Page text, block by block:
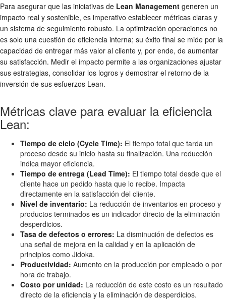
Para asegurar que las iniciativas de Lean Management generen un
impacto real y sostenible, es imperativo establecer métricas claras y
un sistema de seguimiento robusto. La optimización operaciones no
es solo una cuestión de eficiencia interna; su éxito final se mide por la
capacidad de entregar más valor al cliente y, por ende, de aumentar
su satisfacción. Medir el impacto permite a las organizaciones ajustar
sus estrategias, consolidar los logros y demostrar el retorno de la
inversión de sus esfuerzos Lean.
Métricas clave para evaluar la eficiencia
Lean:
Tiempo de ciclo (Cycle Time): El tiempo total que tarda un
proceso desde su inicio hasta su finalización. Una reducción
indica mayor eficiencia.
Tiempo de entrega (Lead Time): El tiempo total desde que el
cliente hace un pedido hasta que lo recibe. Impacta
directamente en la satisfacción del cliente.
Nivel de inventario: La reducción de inventarios en proceso y
productos terminados es un indicador directo de la eliminación
desperdicios.
Tasa de defectos o errores: La disminución de defectos es
una señal de mejora en la calidad y en la aplicación de
principios como Jidoka.
Productividad: Aumento en la producción por empleado o por
hora de trabajo.
Costo por unidad: La reducción de este costo es un resultado
directo de la eficiencia y la eliminación de desperdicios.